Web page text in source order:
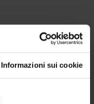
Informazioni sui cookie